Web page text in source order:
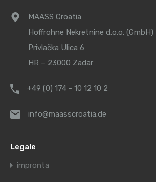
MAASS Croatia
Hoffrohne Nekretnine d.o.o. (GmbH)
Privlačka Ulica 6
HR – 23000 Zadar
+49 (0) 174 - 10 12 10 2
info@maasscroatia.de
Legale
impronta